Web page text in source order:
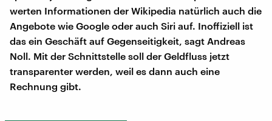
werten Informationen der Wikipedia natürlich auch die
Angebote wie Google oder auch Siri auf. Inoffiziell ist
das ein Geschäft auf Gegenseitigkeit, sagt Andreas
Noll. Mit der Schnittstelle soll der Geldfluss jetzt
transparenter werden, weil es dann auch eine
Rechnung gibt.